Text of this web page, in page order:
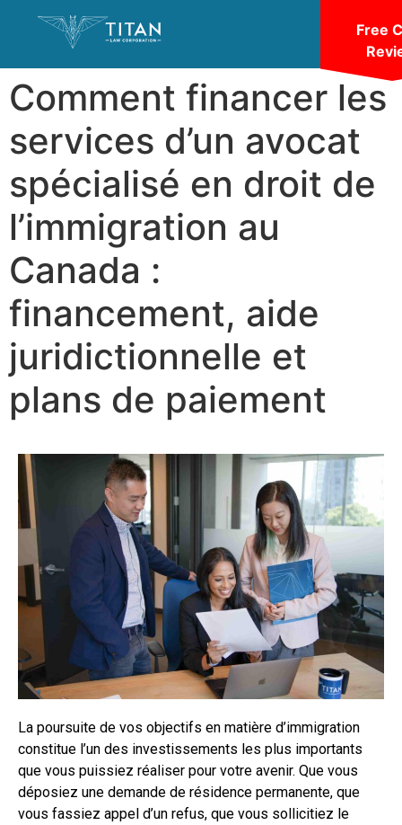
Comment financer les
services d’un avocat
spécialisé en droit de
l’immigration au
Canada :
financement, aide
juridictionnelle et
plans de paiement
La poursuite de vos objectifs en matière d’immigration
constitue l’un des investissements les plus importants
que vous puissiez réaliser pour votre avenir. Que vous
déposiez une demande de résidence permanente, que
vous fassiez appel d’un refus, que vous sollicitiez le
Free